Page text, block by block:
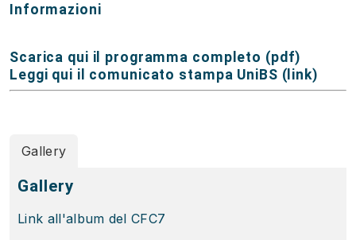
Informazioni
Scarica qui il programma completo (pdf)
Leggi qui il comunicato stampa UniBS (link)
Gallery
Gallery
Link all'album del CFC7